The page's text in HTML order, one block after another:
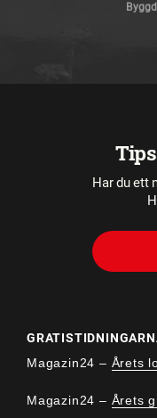
Har du ett
Magazin24 – Årets
Magazin24 – Årets